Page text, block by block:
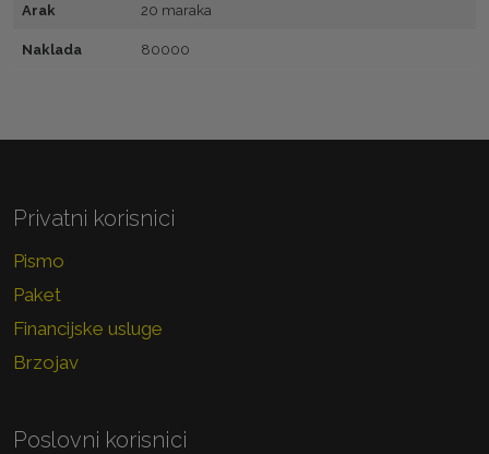
Arak 20 maraka
Naklada 80000
Privatni korisnici
Pismo
Paket
Financijske usluge
Brzojav
Poslovni korisnici